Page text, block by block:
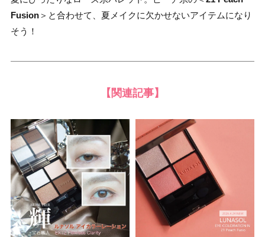
Fusion＞と合わせて、夏メイクに欠かせないアイテムになり
そう！
【関連記事】